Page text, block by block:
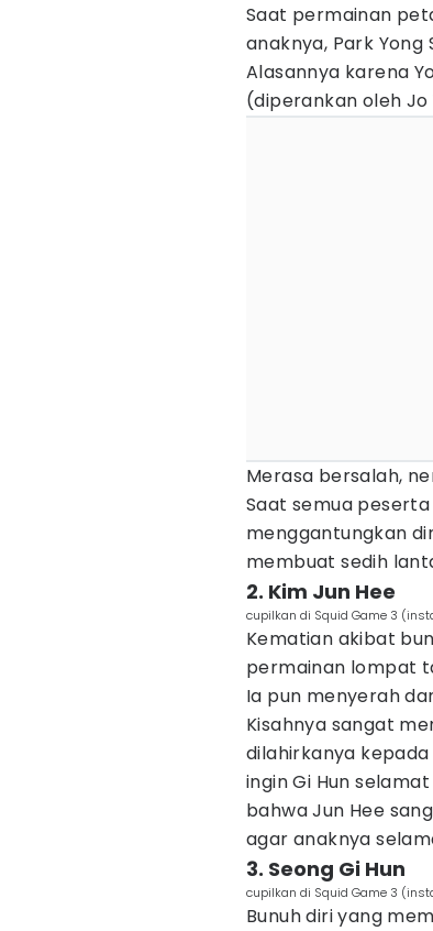
Saat permainan
anaknya, Park Yong
Alasannya karena
(diperankan oleh
Merasa bersalah,
Saat semua
menggantungkan
membuat sedih
2. Kim Jun Hee
cupilkan di Squid Game 3
Kematian akibat
permainan lompat
Ia pun menyerah
Kisahnya sangat
dilahirkanya kepada
ingin Gi Hun
bahwa Jun Hee
agar anaknya
3. Seong Gi Hun
cupilkan di Squid Game 3
Bunuh diri yang